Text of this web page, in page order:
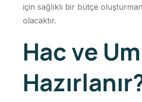
için sağlıklı bir bütçe
olacaktır.
Hac ve